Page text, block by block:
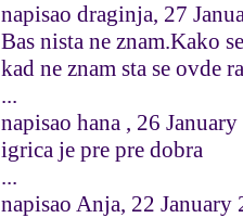
napisao draginja, 27
Bas nista ne znam.Kako
kad ne znam sta se ovde
...
napisao hana , 26
igrica je pre pre dobra
...
napisao Anja, 22 January